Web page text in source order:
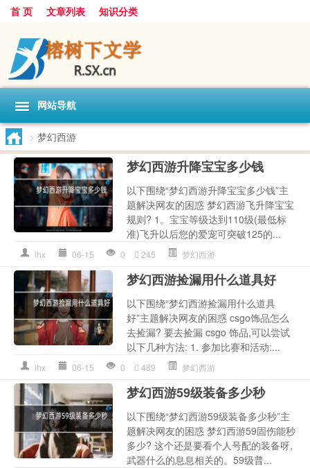
首 页 文章列表 知识分类
网站导航
> 梦幻西游
梦幻西游升降宝宝多少钱
以下围绕“梦幻西游升降宝宝多少钱”主
题解决网友的困惑 梦幻西游飞升降宝宝
规则? 1。宝宝等级达到110级(最低标
准)飞升以后您的爱宠可突破125的...
lhx 06-15 0 245 梦幻西游
梦幻西游捡漏用什么道具好
以下围绕“梦幻西游捡漏用什么道具
好”主题解决网友的困惑 csgo饰品怎么
去捡漏? 要去捡漏 csgo 饰品,可以尝试
以下几种方法: 1. 参加比赛和活动:...
lhx 06-15 0 489 梦幻西游
梦幻西游59级装备多少秒
以下围绕“梦幻西游59级装备多少秒”主
题解决网友的困惑 梦幻西游59固伤能秒
多少? 这个还是要看个人号配的装备呀,
武器什么的息息相关的。59级普...